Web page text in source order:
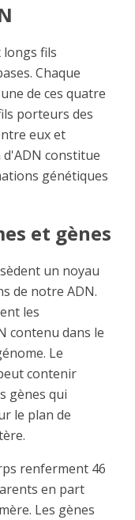
longs fils
Chaque
de ces quatre
porteurs des
eux et
d'ADN constitue
génétiques
et gènes
un noyau
de notre ADN.
les
contenu dans le
Le
contenir
gènes qui
le plan de
renferment 46
en part
Les gènes